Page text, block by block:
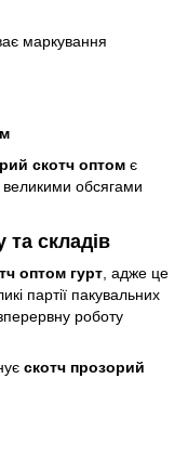
маркування
скотч оптом є
великими обсягами
та складів
оптом гурт, адже це
партії пакувальних
роботу
скотч прозорий